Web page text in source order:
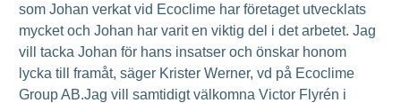
som Johan verkat vid Ecoclime har företaget utvecklats
mycket och Johan har varit en viktig del i det arbetet. Jag
vill tacka Johan för hans insatser och önskar honom
lycka till framåt, säger Krister Werner, vd på Ecoclime
Group AB.Jag vill samtidigt välkomna Victor Flyrén i